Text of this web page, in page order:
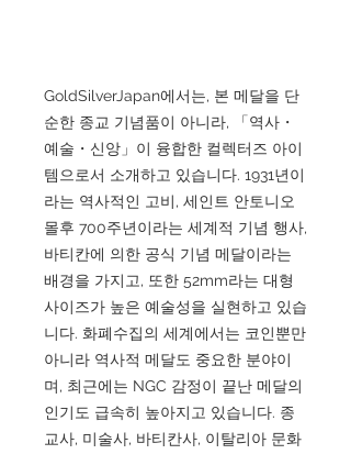
GoldSilverJapan에서는, 본 메달을 단
순한 종교 기념품이 아니라, 「역사・
예술・신앙」이 융합한 컬렉터즈 아이
템으로서 소개하고 있습니다. 1931년이
라는 역사적인 고비, 세인트 안토니오
몰후 700주년이라는 세계적 기념 행사,
바티칸에 의한 공식 기념 메달이라는
배경을 가지고, 또한 52mm라는 대형
사이즈가 높은 예술성을 실현하고 있습
니다. 화폐수집의 세계에서는 코인뿐만
아니라 역사적 메달도 중요한 분야이
며, 최근에는 NGC 감정이 끝난 메달의
인기도 급속히 높아지고 있습니다. 종
교사, 미술사, 바티칸사, 이탈리아 문화